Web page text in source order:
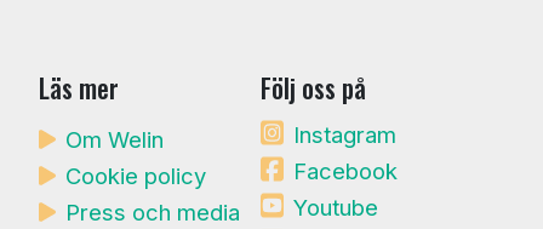
Läs mer
Om Welin
Cookie policy
Press och media
Följ oss på
Instagram
Facebook
Youtube